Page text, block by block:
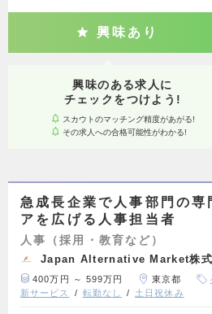
興味あり
興味のある求人に
チェックをつけよう!
スカウトのマッチング精度があがる!
その求人への合格可能性がわかる!
急成長企業で人事部門の専
アを広げる人事担当者
人事（採用・教育など）
Japan Alternative Market株式
400万円 ～ 599万円 東京都
新サービス
転勤なし 土日祝休み